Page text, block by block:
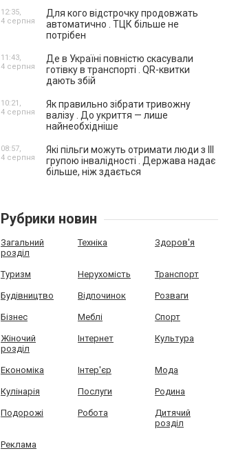
Для кого відстрочку продовжать
автоматично . ТЦК більше не
потрібен
12:35,
4 серпня
Де в Україні повністю скасували
готівку в транспорті . QR-квитки
дають збій
11:43,
4 серпня
Як правильно зібрати тривожну
валізу . До укриття — лише
найнеобхідніше
10:21,
4 серпня
Які пільги можуть отримати люди з III
групою інвалідності . Держава надає
більше, ніж здається
08:57,
4 серпня
Рубрики новин
Загальний
розділ
Техніка Здоров'я
Туризм Нерухомість Транспорт
Будівництво Відпочинок Розваги
Бізнес Меблі Спорт
Жіночий
розділ
Інтернет Культура
Економіка Інтер'єр Мода
Кулінарія Послуги Родина
Подорожі Робота
Дитячий
розділ
Реклама